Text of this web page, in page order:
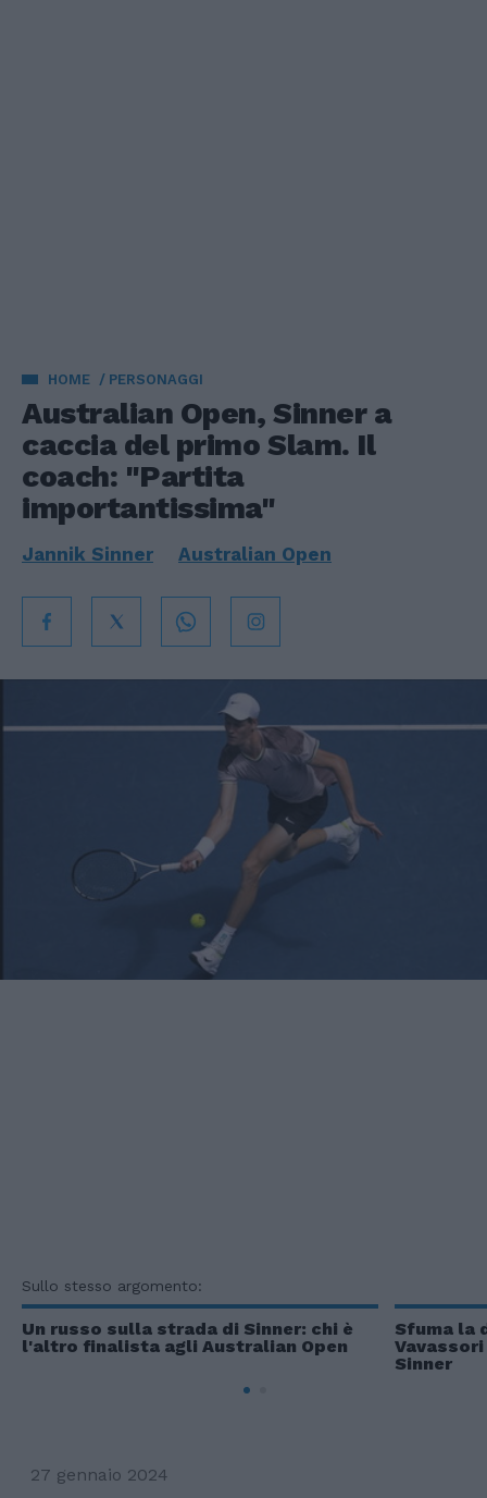
HOME PERSONAGGI
Australian Open, Sinner a
caccia del primo Slam. Il
coach: "Partita
importantissima"
Jannik Sinner Australian Open
Sullo stesso argomento:
Un russo sulla strada di Sinner: chi è
l'altro finalista agli Australian Open
Sfuma la
Sinner
27 gennaio 2024